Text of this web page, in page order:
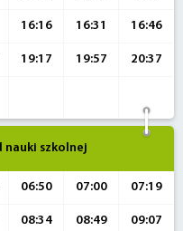
16:16 16:31 16:46
19:17 19:57 20:37
nauki szkolnej
06:50 07:00 07:19
08:34 08:49 09:07